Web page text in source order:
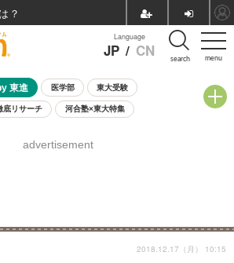
menu
Language
JP / CN search
東進 医学部 東大受験
底リサーチ 河合塾×東大特集
8月開催学校説明会・相談会
advertisement
2018.12.17（月） 10:15